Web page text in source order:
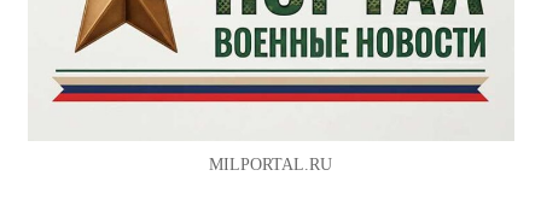
MILPORTAL.RU